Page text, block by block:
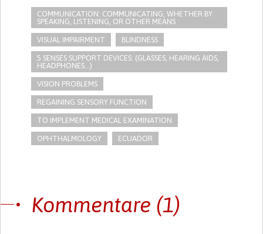
COMMUNICATION: COMMUNICATING, WHETHER BY
SPEAKING, LISTENING, OR OTHER MEANS
VISUAL IMPAIRMENT BLINDNESS
5 SENSES SUPPORT DEVICES: (GLASSES, HEARING AIDS,
HEADPHONES...)
VISION PROBLEMS
REGAINING SENSORY FUNCTION
TO IMPLEMENT MEDICAL EXAMINATION
OPHTHALMOLOGY ECUADOR
Kommentare (1)